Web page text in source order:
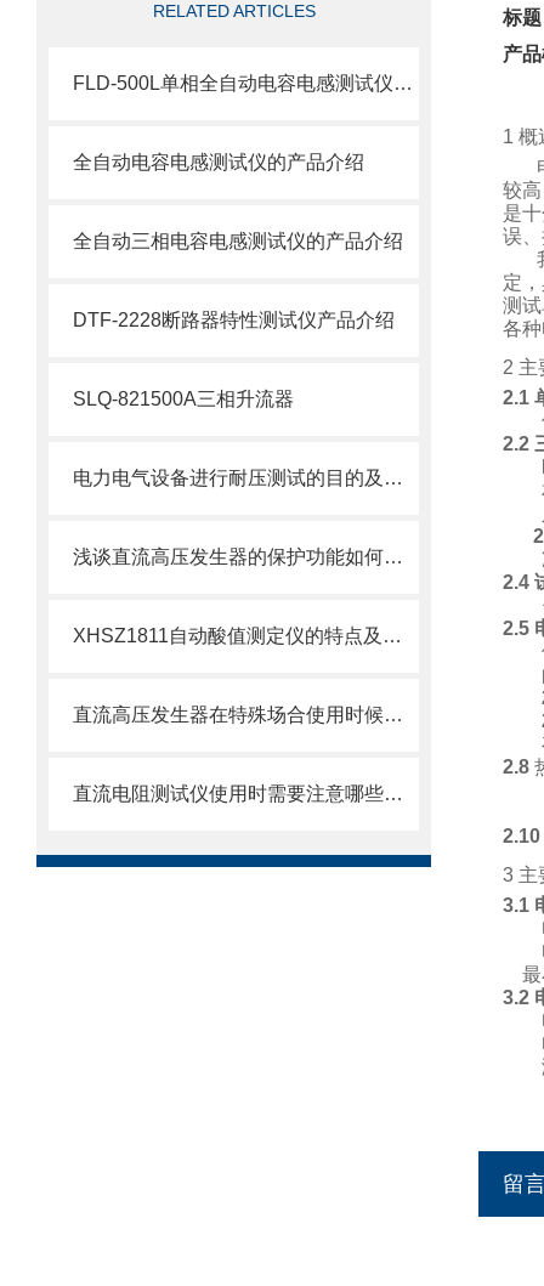
RELATED ARTICLES
FLD-500L单相全自动电容电感测试仪产品介绍
全自动电容电感测试仪的产品介绍
全自动三相电容电感测试仪的产品介绍
DTF-2228断路器特性测试仪产品介绍
SLQ-821500A三相升流器
电力电气设备进行耐压测试的目的及测试分类
浅谈直流高压发生器的保护功能如何保障仪器安全
XHSZ1811自动酸值测定仪的特点及技术参数
直流高压发生器在特殊场合使用时候如何设定电压呢？
直流电阻测试仪使用时需要注意哪些问题？
标
产
1 概
较
是
误
定
测
各
2 主
2.1
2.2
2.4
2.5
2.8
2.10
3 主
3.1
最
3.2
留